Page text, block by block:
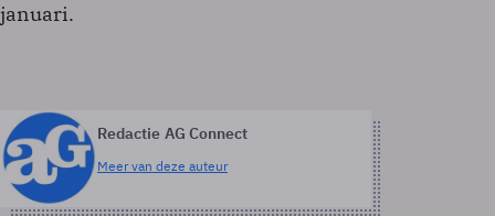
januari.
Redactie AG Connect
Meer van deze auteur